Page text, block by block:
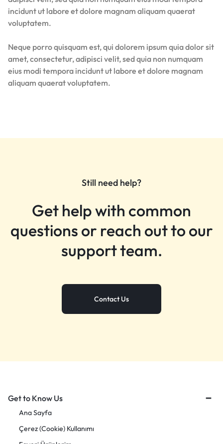
incidunt ut labore et dolore magnam aliquam quaerat
voluptatem.
Neque porro quisquam est, qui dolorem ipsum quia dolor sit
amet, consectetur, adipisci velit, sed quia non numquam
eius modi tempora incidunt ut labore et dolore magnam
aliquam quaerat voluptatem.
Still need help?
Get help with common
questions or reach out to our
support team.
Contact Us
Get to Know Us
Ana Sayfa
Çerez (Cookie) Kullanımı